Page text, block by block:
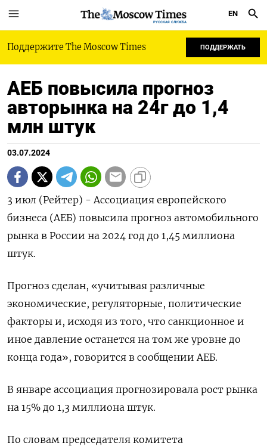
РУССКАЯ СЛУЖБА
EN
Поддержите The Moscow Times ПОДДЕРЖАТЬ
АЕБ повысила прогноз
авторынка на 24г до 1,4
млн штук
03.07.2024
3 июл (Рейтер) - Ассоциация европейского
бизнеса (АЕБ) повысила прогноз автомобильного
рынка в России на 2024 год до 1,45 миллиона
штук.
Прогноз сделан, «учитывая различные
экономические, регуляторные, политические
факторы и, исходя из того, что санкционное и
иное давление останется на том же уровне до
конца года», говорится в сообщении АЕБ.
В январе ассоциация прогнозировала рост рынка
на 15% до 1,3 миллиона штук.
По словам председателя комитета